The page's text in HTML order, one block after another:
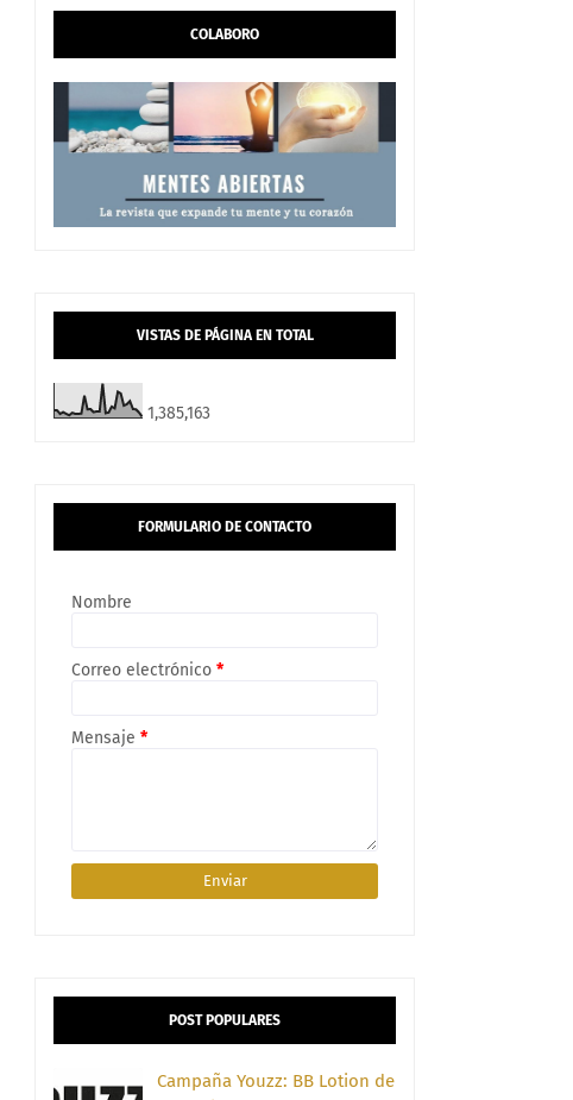
COLABORO
VISTAS DE PÁGINA EN TOTAL
1,385,163
FORMULARIO DE CONTACTO
Nombre
Correo electrónico *
Mensaje *
POST POPULARES
Campaña Youzz: BB Lotion de